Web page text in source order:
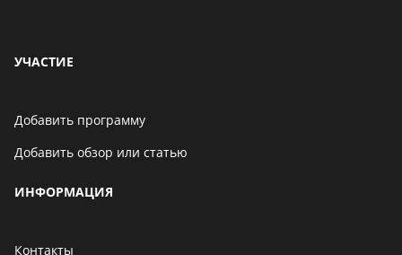
УЧАСТИЕ
Добавить программу
Добавить обзор или статью
ИНФОРМАЦИЯ
Контакты